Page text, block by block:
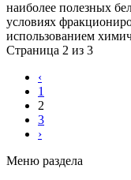
наиболее полезных
условиях
использованием
Страница 2 из 3
‹
1
2
3
›
Меню раздела